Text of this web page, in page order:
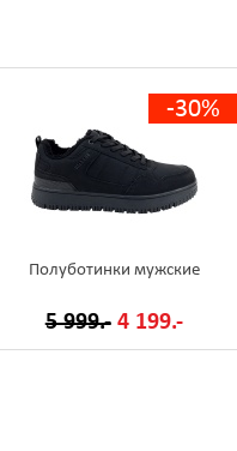
-30%
Полуботинки мужские
5 999.- 4 199.-